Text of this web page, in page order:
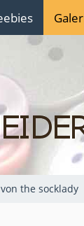
the socklady